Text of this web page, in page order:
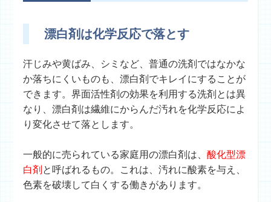
漂白剤は化学反応で落とす
汗じみや黄ばみ、シミなど、普通の洗剤ではなかな
か落ちにくいものも、漂白剤でキレイにすることが
できます。界面活性剤の効果を利用する洗剤とは異
なり、漂白剤は繊維にからんだ汚れを化学反応によ
り変化させて落とします。
一般的に売られている家庭用の漂白剤は、酸化型漂
白剤 と呼ばれるもの。これは、汚れに酸素を与え、
色素を破壊して白くする働きがあります。